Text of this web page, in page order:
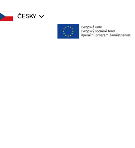
ČESKY